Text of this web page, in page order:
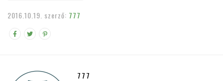
2016.10.19. szerző: 777
777